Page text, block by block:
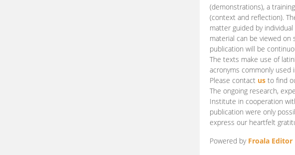
(demonstrations), a
(context and reflection).
matter guided by
material can be viewed
publication will be
The texts make use of
acronyms commonly used
Please contact us to find
The ongoing research,
Institute in cooperation
publication were only
express our heartfelt
Powered by Froala Editor